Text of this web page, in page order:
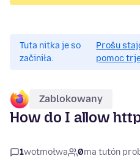
Tuta nitka je so
začiniła.
Prošu
pomoc
Zablokowany
How do I allow
1wotmołwa 0ma tutón